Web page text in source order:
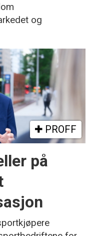
og
PROFF
på